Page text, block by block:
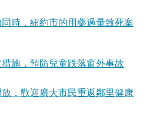
時，紐約市的用藥過量致死案
施，預防兒童跌落窗外事故
放，歡迎廣大市民重返鄰里健康